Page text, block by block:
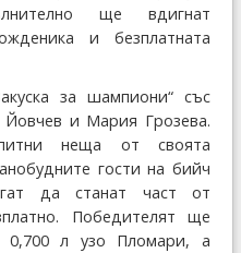
ще вдигнат
и безплатната
за шампиони“ със
Йовчев и Мария Грозева.
неща от своята
гости на бийч
да станат част от
Победителят ще
0,700 л узо Пломари, а